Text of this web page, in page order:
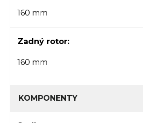
160 mm
Zadný rotor:
160 mm
KOMPONENTY